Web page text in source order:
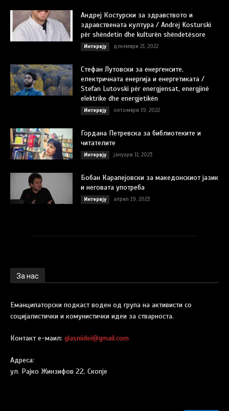
Андреј Костурски за здравството и
здравствената култура / Andrej Kosturski
për shëndetin dhe kulturën shëndetësore
Интервју декември 21, 2022
Стефан Лутовски за енергенсите,
електричната енергија и енергетиката /
Stefan Lutovski për energjensat, energjinë
elektrike dhe energjetikën
Интервју октомври 19, 2022
Гордана Петревска за библиотеките и
читателите
Интервју јануари 11, 2023
Бобан Карапејовски за македонскиот јазик
и неговата употреба
Интервју април 19, 2023
За нас
Еманципаторски подкаст воден од група на активисти со
социјалистички и комунистички идеи за стварноста.
Контакт е-маил: glasniidei@gmail.com
Адреса:
ул. Рајко Жинзифов 22, Скопје